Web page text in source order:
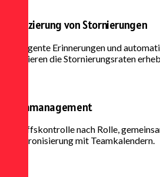
Reduzierung von Stornierungen
Intelligente Erinnerungen und
reduzieren die Stornierungsraten
Teammanagement
Zugriffskontrolle nach Rolle,
Synchronisierung mit Teamkalendern.